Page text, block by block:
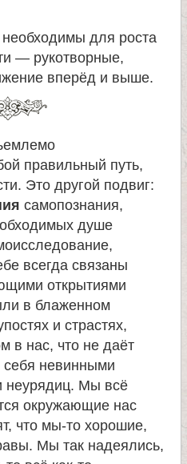
для роста
— рукотворные,
вперёд и выше.
правильный путь,
Это другой подвиг:
самопознания,
душе
всегда связаны
открытиями
в блаженном
и страстях,
в нас, что не даёт
себя невинными
неурядиц. Мы всё
окружающие нас
что мы-то хорошие,
Мы так надеялись,